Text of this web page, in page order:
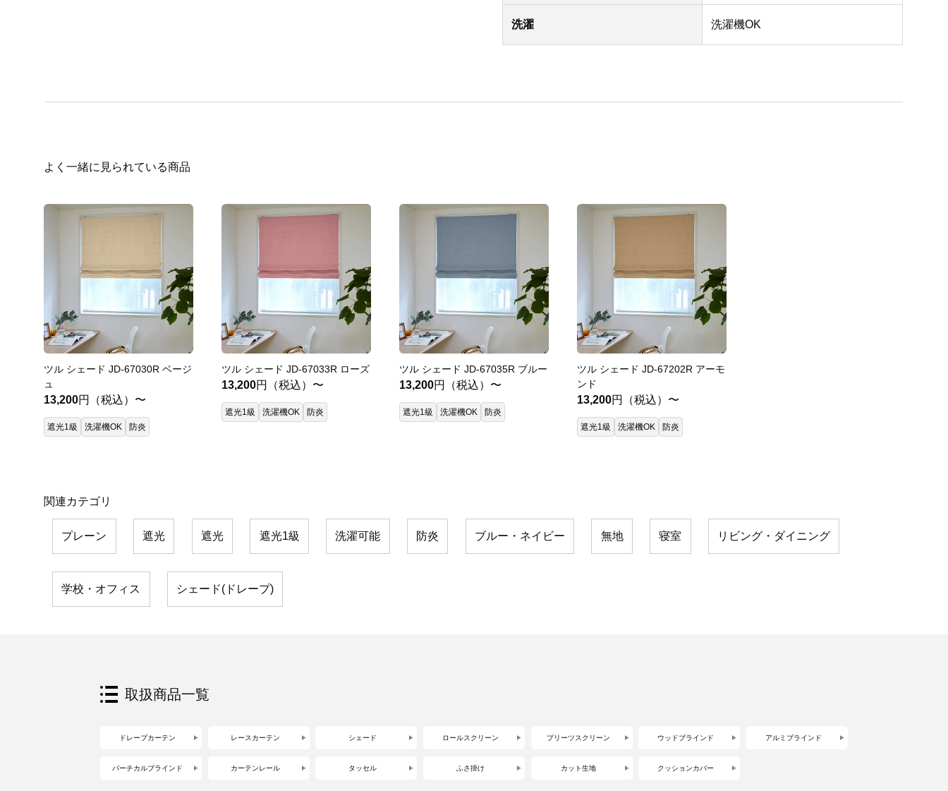
洗濯 洗濯機OK
よく一緒に見られている商品
ツル シェード JD-67030R ベージ
ュ
13,200円（税込）〜
遮光1級 洗濯機OK 防炎
ツル シェード JD-67033R ローズ
13,200円（税込）〜
遮光1級 洗濯機OK 防炎
ツル シェード JD-67035R ブルー
13,200円（税込）〜
遮光1級 洗濯機OK 防炎
ツル シェード JD-67202R アーモ
ンド
13,200円（税込）〜
遮光1級 洗濯機OK 防炎
関連カテゴリ
プレーン 遮光 遮光 遮光1級 洗濯可能 防炎 ブルー・ネイビー 無地 寝室 リビング・ダイニング
学校・オフィス シェード(ドレープ)
取扱商品一覧
ドレープカーテン レースカーテン シェード ロールスクリーン プリーツスクリーン ウッドブラインド アルミブラインド
バーチカルブラインド カーテンレール タッセル ふさ掛け カット生地 クッションカバー